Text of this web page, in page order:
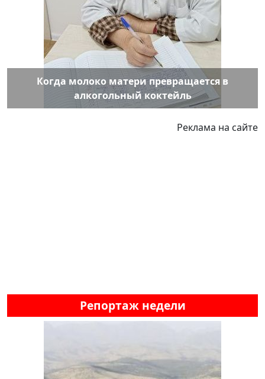
Когда молоко матери превращается в
алкогольный коктейль
Реклама на сайте
Репортаж недели